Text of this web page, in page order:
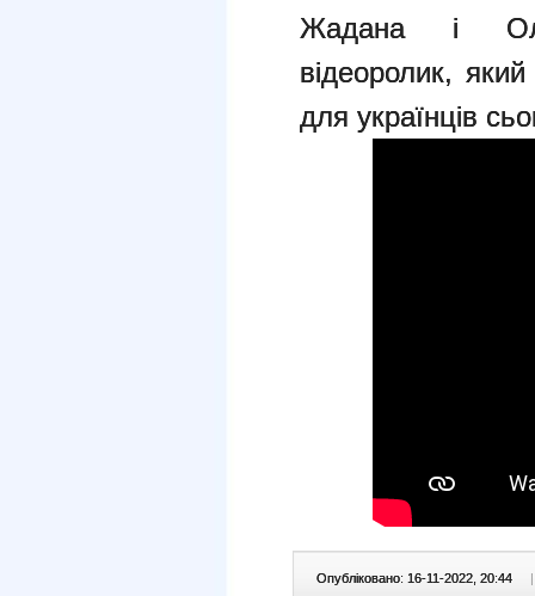
Жадана і
відеоролик,
для українців
Опубліковано: 16-11-2022, 20:44 |